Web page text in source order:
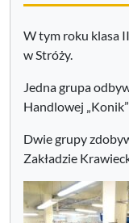
W tym roku klasa
w Stróży.
Jedna grupa
Handlowej
Dwie grupy
Zakładzie